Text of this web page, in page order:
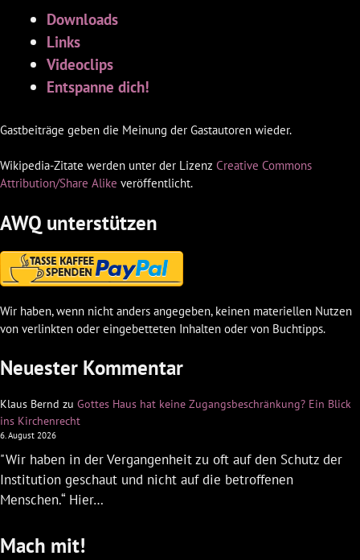
Downloads
Links
Videoclips
Entspanne dich!
Gastbeiträge geben die Meinung der Gastautoren wieder.
Wikipedia-Zitate werden unter der Lizenz Creative Commons
Attribution/Share Alike veröffentlicht.
AWQ unterstützen
Wir haben, wenn nicht anders angegeben, keinen materiellen Nutzen
von verlinkten oder eingebetteten Inhalten oder von Buchtipps.
Neuester Kommentar
Klaus Bernd zu Gottes Haus hat keine Zugangsbeschränkung? Ein Blick
ins Kirchenrecht
6. August 2026
"Wir haben in der Vergangenheit zu oft auf den Schutz der
Institution geschaut und nicht auf die betroffenen
Menschen.“ Hier…
Mach mit!